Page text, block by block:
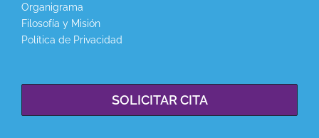
Organigrama
Filosofía y Misión
Política de Privacidad
SOLICITAR CITA